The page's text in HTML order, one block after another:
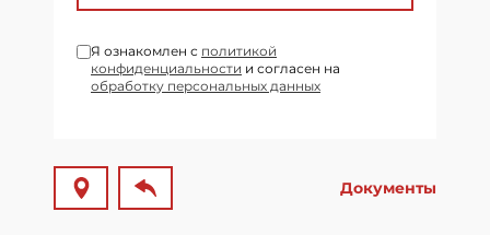
Я ознакомлен с политикой
конфиденциальности и согласен на
обработку персональных данных
Документы